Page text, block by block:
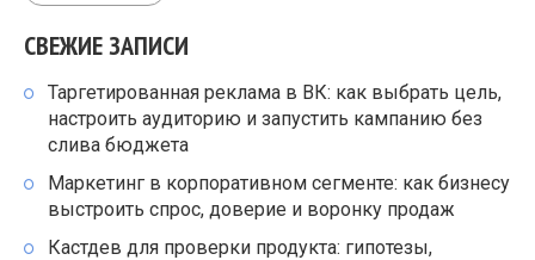
СВЕЖИЕ ЗАПИСИ
Таргетированная реклама в ВК: как выбрать цель,
настроить аудиторию и запустить кампанию без
слива бюджета
Маркетинг в корпоративном сегменте: как бизнесу
выстроить спрос, доверие и воронку продаж
Кастдев для проверки продукта: гипотезы,